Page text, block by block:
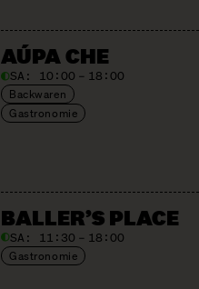
AÚPA CHE
SA: 10:00 – 18:00
Backwaren
Gastronomie
BALLER’S PLACE
SA: 11:30 – 18:00
Gastronomie